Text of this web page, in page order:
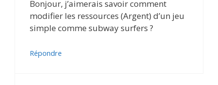
Bonjour, j’aimerais savoir comment
modifier les ressources (Argent) d’un jeu
simple comme subway surfers ?
Répondre